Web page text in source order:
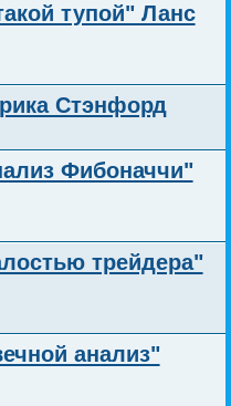
тупой" Ланс
Стэнфорд
Фибоначчи"
трейдера"
анализ"